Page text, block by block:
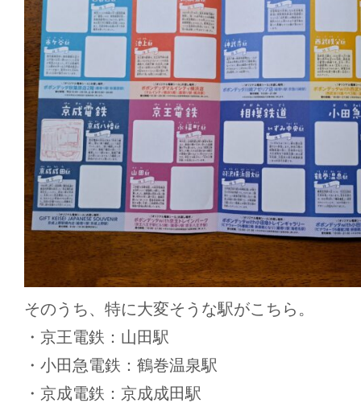
そのうち、特に大変そうな駅がこちら。
・京王電鉄：山田駅
・小田急電鉄：鶴巻温泉駅
・京成電鉄：京成成田駅